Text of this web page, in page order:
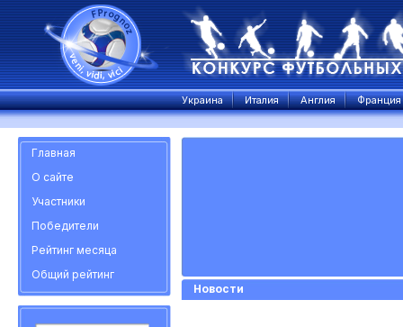
Украина Италия Англия Франция
Главная
О сайте
Участники
Победители
Рейтинг месяца
Общий рейтинг
Новости